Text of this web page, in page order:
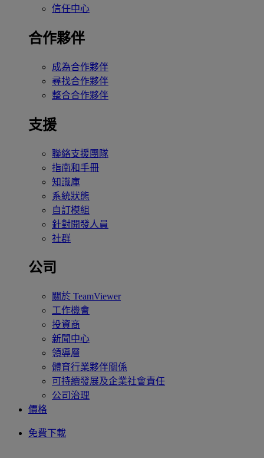
信任中心
合作夥伴
成為合作夥伴
尋找合作夥伴
整合合作夥伴
支援
聯絡支援團隊
指南和手冊
知識庫
系統狀態
自訂模組
針對開發人員
社群
公司
關於 TeamViewer
工作機會
投資商
新聞中心
領導層
體育行業夥伴關係
可持續發展及企業社會責任
公司治理
價格
免費下載